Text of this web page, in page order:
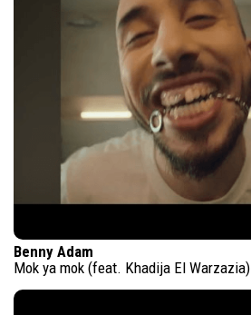
Benny Adam
Mok ya mok (feat. Khadija El Warzazia)